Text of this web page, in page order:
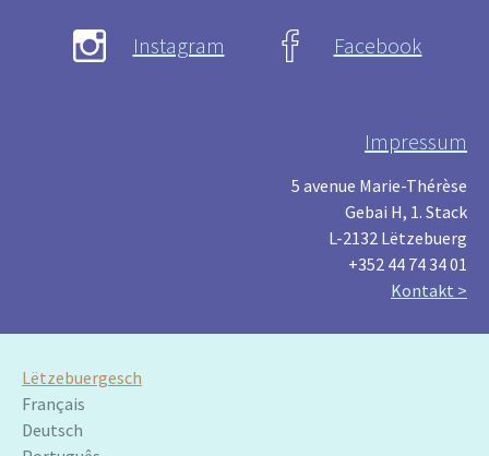
Instagram Facebook
Impressum
5 avenue Marie-Thérèse
Gebai H, 1. Stack
L-2132 Lëtzebuerg
+352 44 74 34 01
Kontakt >
Lëtzebuergesch
Français
Deutsch